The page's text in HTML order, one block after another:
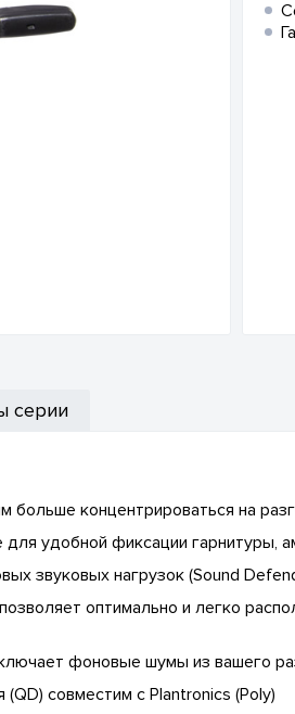
серии
больше концентрироваться на
для удобной фиксации
звуковых нагрузок (Sound
оптимально и легко
фоновые шумы из вашего
совместим с Plantronics (Poly)